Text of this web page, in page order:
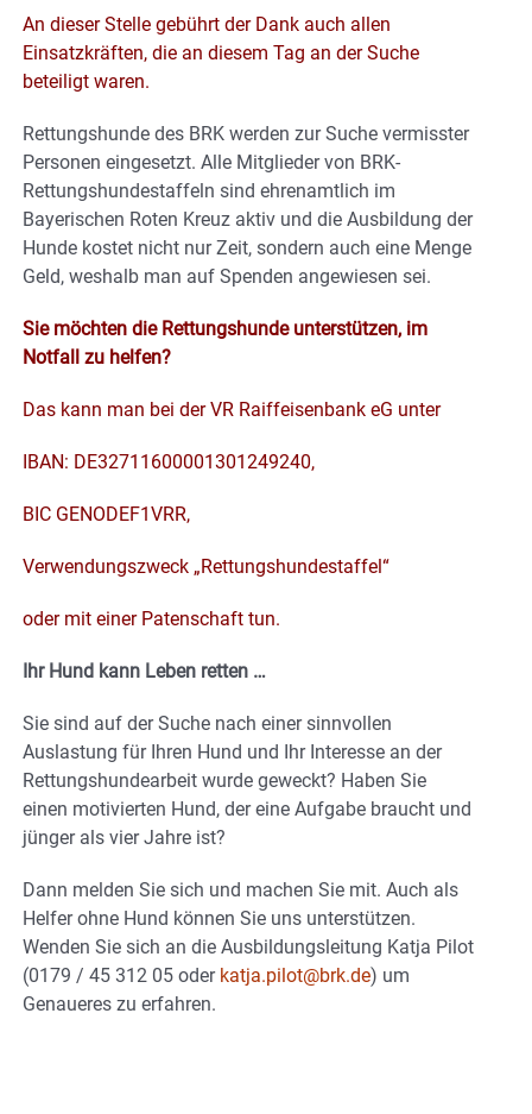
An dieser Stelle gebührt der Dank auch allen
Einsatzkräften, die an diesem Tag an der Suche
beteiligt waren.
Rettungshunde des BRK werden zur Suche vermisster
Personen eingesetzt. Alle Mitglieder von BRK-
Rettungshundestaffeln sind ehrenamtlich im
Bayerischen Roten Kreuz aktiv und die Ausbildung der
Hunde kostet nicht nur Zeit, sondern auch eine Menge
Geld, weshalb man auf Spenden angewiesen sei.
Sie möchten die Rettungshunde unterstützen, im
Notfall zu helfen?
Das kann man bei der VR Raiffeisenbank eG unter
IBAN: DE32711600001301249240,
BIC GENODEF1VRR,
Verwendungszweck „Rettungshundestaffel“
oder mit einer Patenschaft tun.
Ihr Hund kann Leben retten …
Sie sind auf der Suche nach einer sinnvollen
Auslastung für Ihren Hund und Ihr Interesse an der
Rettungshundearbeit wurde geweckt? Haben Sie
einen motivierten Hund, der eine Aufgabe braucht und
jünger als vier Jahre ist?
Dann melden Sie sich und machen Sie mit. Auch als
Helfer ohne Hund können Sie uns unterstützen.
Wenden Sie sich an die Ausbildungsleitung Katja Pilot
(0179 / 45 312 05 oder katja.pilot@brk.de) um
Genaueres zu erfahren.